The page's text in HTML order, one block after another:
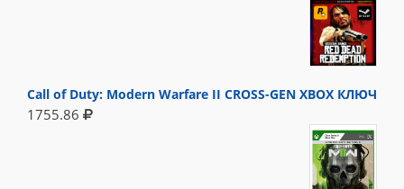
Call of Duty: Modern Warfare II CROSS-GEN XBOX КЛЮЧ
1755.86